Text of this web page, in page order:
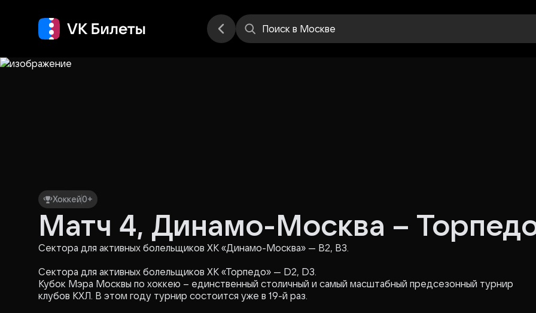
Поиск в Москве
Хоккей0+
Матч 4, Динамо-Москва –
Сектора для активных болельщиков ХК «Динамо-Москва» — В2, В3.
Сектора для активных болельщиков ХК «Торпедо» — D2, D3.
Кубок Мэра Москвы по хоккею – единственный столичный и самый масштабный предсезонный турнир
клубов КХЛ. В этом году турнир состоится уже в 19-й раз.